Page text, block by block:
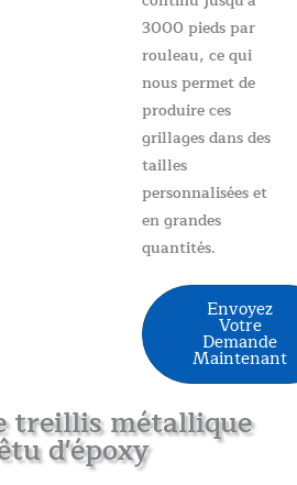
3000 pieds par
rouleau, ce qui
nous permet de
produire ces
grillages dans des
tailles
personnalisées et
en grandes
quantités.
Envoyez
Votre
Demande
Maintenant
treillis métallique
d'époxy